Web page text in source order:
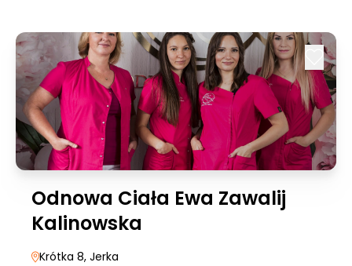
Odnowa Ciała Ewa Zawalij
Kalinowska
Krótka 8, Jerka